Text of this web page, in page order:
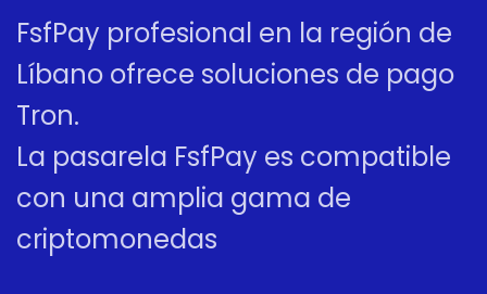
FsfPay profesional en la región de
Líbano ofrece soluciones de pago
Tron.
La pasarela FsfPay es compatible
con una amplia gama de
criptomonedas